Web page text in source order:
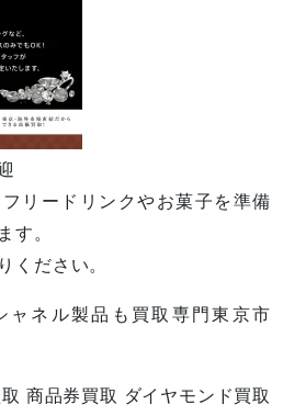
リードリンクやお菓子を準備
す。
ください。
ャネル製品も買取専門東京市
商品券買取 ダイヤモンド買取